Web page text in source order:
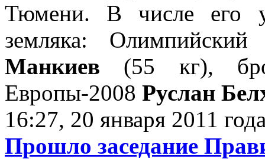
Тюмени. В числе его
земляка:
Манкиев (55 кг),
Европы-2008 Руслан
16:27, 20 января 2011
Прошло заседание